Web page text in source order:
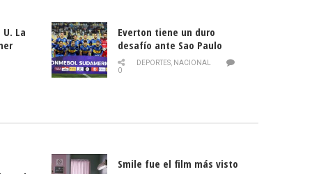
La
Everton tiene un duro
desafío ante Sao Paulo
DEPORTES, NACIONAL
0
Smile fue el film más visto